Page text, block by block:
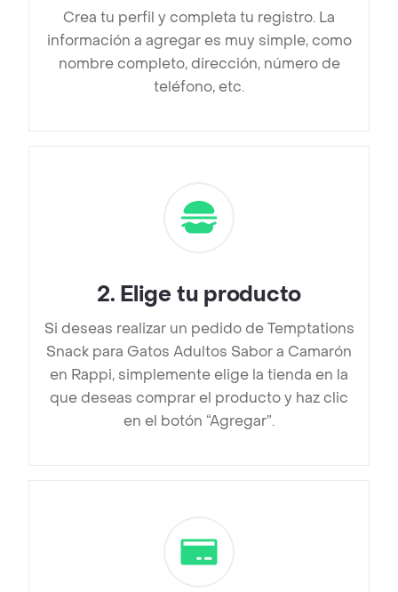
Crea tu perfil y completa tu registro. La
información a agregar es muy simple, como
nombre completo, dirección, número de
teléfono, etc.
2. Elige tu producto
Si deseas realizar un pedido de Temptations
Snack para Gatos Adultos Sabor a Camarón
en Rappi, simplemente elige la tienda en la
que deseas comprar el producto y haz clic
en el botón “Agregar”.